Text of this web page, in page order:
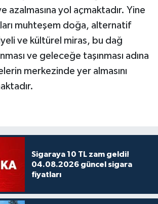
azalmasına yol açmaktadır. Yine
muhteşem doğa, alternatif
ve kültürel miras, bu dağ
ve geleceğe taşınması adına
merkezinde yer almasını
Sigaraya 10 TL zam geldi!
04.08.2026 güncel sigara
fiyatları